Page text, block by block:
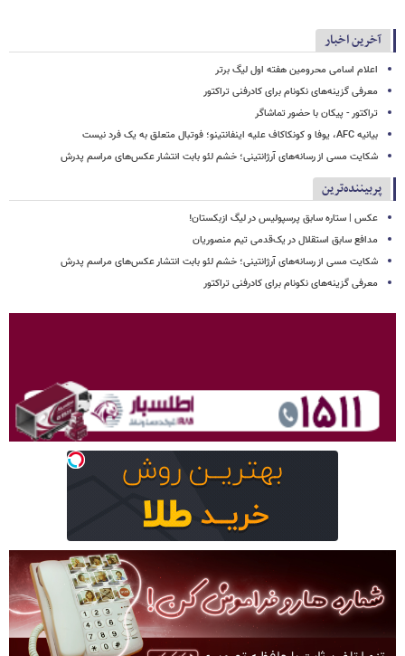
آخرین اخبار
اعلام اسامی محرومین هفته اول لیگ برتر
معرفی گزینه‌های نکونام برای کادرفنی تراکتور
تراکتور - پیکان با حضور تماشاگر
بیانیه AFC، یوفا و کونکاکاف علیه اینفانتینو؛ فوتبال متعلق به یک فرد نیست
شکایت مسی از رسانه‌های آرژانتینی؛ خشم لئو بابت انتشار عکس‌های مراسم پدرش
پربیننده‌ترین
عکس | ستاره سابق پرسپولیس در لیگ ازبکستان!
مدافع سابق استقلال در یک‌قدمی تیم منصوریان
شکایت مسی از رسانه‌های آرژانتینی؛ خشم لئو بابت انتشار عکس‌های مراسم پدرش
معرفی گزینه‌های نکونام برای کادرفنی تراکتور